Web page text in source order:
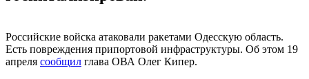
Российские войска атаковали ракетами Одесскую область.
Есть повреждения припортовой инфраструктуры. Об этом 19
апреля сообщил глава ОВА Олег Кипер.